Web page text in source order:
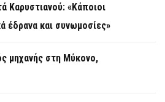
Καρυστιανού: «Κάποιοι
έδρανα και συνωμοσίες»
μηχανής στη Μύκονο,